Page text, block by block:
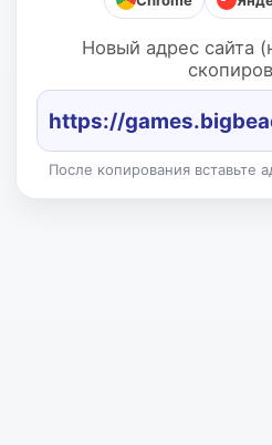
Новый адрес сайта
После копирования вставьте